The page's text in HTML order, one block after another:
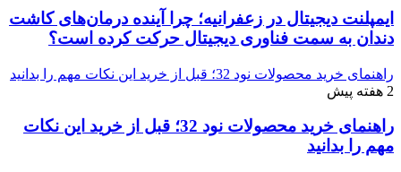
ایمپلنت دیجیتال در زعفرانیه؛ چرا آینده درمان‌های کاشت
دندان به سمت فناوری دیجیتال حرکت کرده است؟
راهنمای خرید محصولات نود 32؛ قبل از خرید این نکات مهم را بدانید
2 هفته پیش
راهنمای خرید محصولات نود 32؛ قبل از خرید این نکات
مهم را بدانید